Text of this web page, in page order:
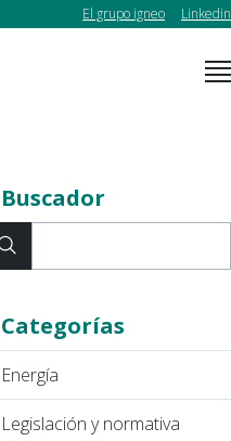
El grupo igneo Linkedin
Buscador
Categorías
Energía
Legislación y normativa